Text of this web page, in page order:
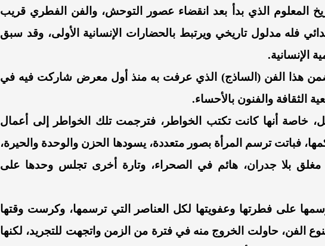
المعلوم الذي بدأ بعد انقضاء عصور التوحش، والفن الفطري قريب
فله مدلول تاريخي ويرتبط بالحضارات الإنسانية الأولى، وقد سبق
الإنسانية.
ضمن هذا الفن (الساذج) الذي عرفت به منذ أول معرض شاركت فيه في
الثقافة والفنون بالأحساء.
خاصة أنها كانت تكتب الخواطر، فترجمت تلك الخواطر إلى أعمال
فباتت ترسم المرأة بصور متعددة، يسودها الحزن والوحدة والحيرة،
بلا جدران، هائم في الصحراء، وتارة أخرى تجلس وحدها على
على فطرتها وعفويتها لكل العناصر التي ترسمها، وكرست وقتها
الفن، حاولت الخروج منه في فترة من الزمن واتجهت للتجريد، لكنها